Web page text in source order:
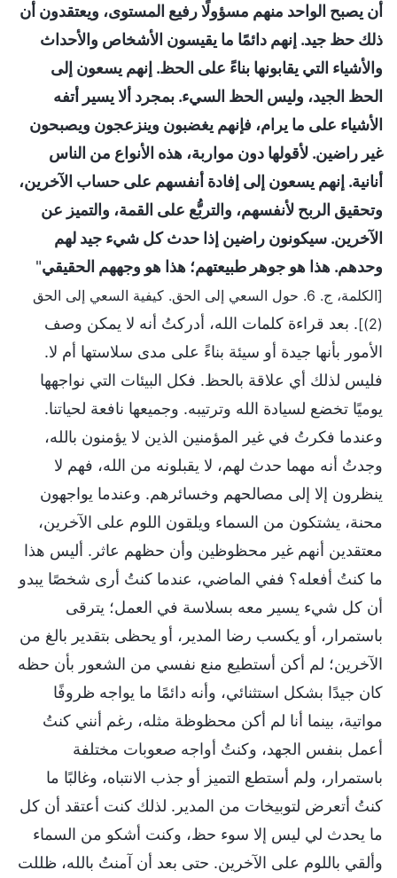
أن يصبح الواحد منهم مسؤولًا رفيع المستوى، ويعتقدون أن
ذلك حظ جيد. إنهم دائمًا ما يقيسون الأشخاص والأحداث
والأشياء التي يقابونها بناءً على الحظ. إنهم يسعون إلى
الحظ الجيد، وليس الحظ السيء. بمجرد ألا يسير أتفه
الأشياء على ما يرام، فإنهم يغضبون وينزعجون ويصبحون
غير راضين. لأقولها دون مواربة، هذه الأنواع من الناس
أنانية. إنهم يسعون إلى إفادة أنفسهم على حساب الآخرين،
وتحقيق الربح لأنفسهم، والتربُّع على القمة، والتميز عن
الآخرين. سيكونون راضين إذا حدث كل شيء جيد لهم
وحدهم. هذا هو جوهر طبيعتهم؛ هذا هو وجههم الحقيقي"
[الكلمة، ج. 6. حول السعي إلى الحق. كيفية السعي إلى الحق
(2)]
. بعد قراءة كلمات الله، أدركتُ أنه لا يمكن وصف
الأمور بأنها جيدة أو سيئة بناءً على مدى سلاستها أم لا.
فليس لذلك أي علاقة بالحظ. فكل البيئات التي نواجهها
يوميًا تخضع لسيادة الله وترتيبه. وجميعها نافعة لحياتنا.
وعندما فكرتُ في غير المؤمنين الذين لا يؤمنون بالله،
وجدتُ أنه مهما حدث لهم، لا يقبلونه من الله، فهم لا
ينظرون إلا إلى مصالحهم وخسائرهم. وعندما يواجهون
محنة، يشتكون من السماء ويلقون اللوم على الآخرين،
معتقدين أنهم غير محظوظين وأن حظهم عاثر. أليس هذا
ما كنتُ أفعله؟ ففي الماضي، عندما كنتُ أرى شخصًا يبدو
أن كل شيء يسير معه بسلاسة في العمل؛ يترقى
باستمرار، أو يكسب رضا المدير، أو يحظى بتقدير بالغ من
الآخرين؛ لم أكن أستطيع منع نفسي من الشعور بأن حظه
كان جيدًا بشكل استثنائي، وأنه دائمًا ما يواجه ظروفًا
مواتية، بينما أنا لم أكن محظوظة مثله، رغم أنني كنتُ
أعمل بنفس الجهد، وكنتُ أواجه صعوبات مختلفة
باستمرار، ولم أستطع التميز أو جذب الانتباه، وغالبًا ما
كنتُ أتعرض لتوبيخات من المدير. لذلك كنت أعتقد أن كل
ما يحدث لي ليس إلا سوء حظ، وكنت أشكو من السماء
وألقي باللوم على الآخرين. حتى بعد أن آمنتُ بالله، ظللت